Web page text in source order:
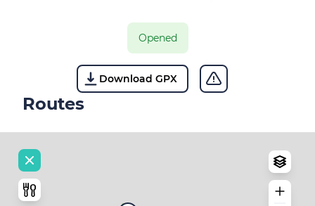
Opened
Download GPX
Routes